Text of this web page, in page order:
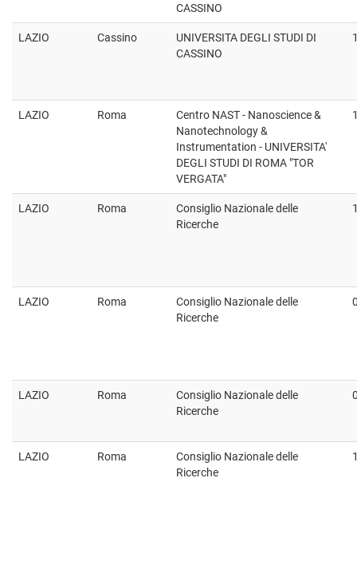
CASSINO
LAZIO Cassino
UNIVERSITA DEGLI STUDI DI
CASSINO
LAZIO Roma
Centro NAST - Nanoscience &
Nanotechnology &
Instrumentation - UNIVERSITA'
DEGLI STUDI DI ROMA "TOR
VERGATA"
LAZIO Roma
Consiglio Nazionale delle
Ricerche
LAZIO Roma
Consiglio Nazionale delle
Ricerche
LAZIO Roma
Consiglio Nazionale delle
Ricerche
LAZIO Roma
Consiglio Nazionale delle
Ricerche